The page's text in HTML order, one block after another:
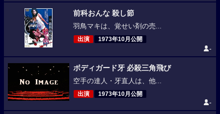
前科おんな 殺し節
羽鳥マキは、覚せい剤の売...
出演 1973年10月公開
-
ボディガード牙 必殺三角飛び
空手の達人・牙直人は、他...
出演 1973年10月公開
-